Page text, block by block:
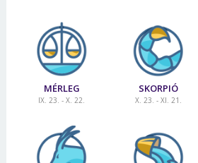
MÉRLEG
IX. 23. - X. 22.
SKORPIÓ
X. 23. - XI. 21.